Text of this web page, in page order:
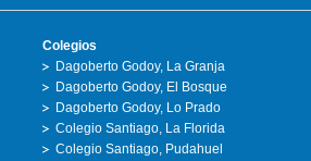
Colegios
Dagoberto Godoy, La Granja
Dagoberto Godoy, El Bosque
Dagoberto Godoy, Lo Prado
Colegio Santiago, La Florida
Colegio Santiago, Pudahuel